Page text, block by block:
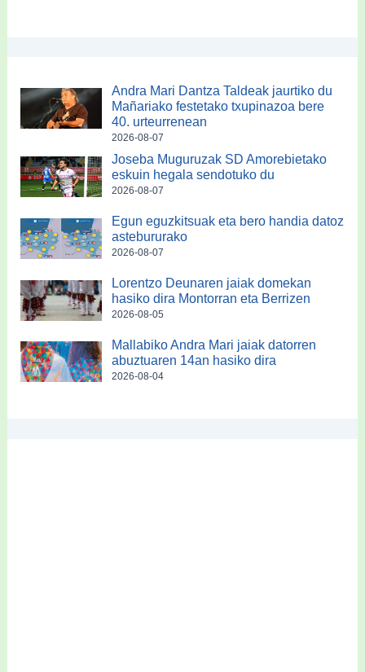
Andra Mari Dantza Taldeak jaurtiko du
Mañariako festetako txupinazoa bere
40. urteurrenean
2026-08-07
Joseba Muguruzak SD Amorebietako
eskuin hegala sendotuko du
2026-08-07
Egun eguzkitsuak eta bero handia datoz
astebururako
2026-08-07
Lorentzo Deunaren jaiak domekan
hasiko dira Montorran eta Berrizen
2026-08-05
Mallabiko Andra Mari jaiak datorren
abuztuaren 14an hasiko dira
2026-08-04